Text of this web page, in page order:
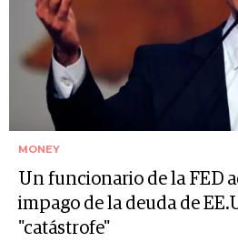
MONEY
Un funcionario de la FED
impago de la deuda de
"catástrofe"